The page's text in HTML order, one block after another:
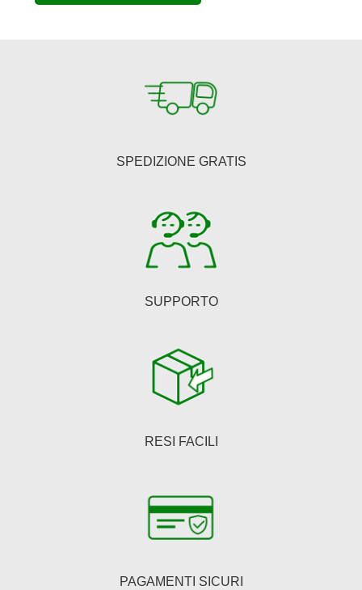
era:
è:
SPEDIZIONE GRATIS
SUPPORTO
RESI FACILI
PAGAMENTI SICURI